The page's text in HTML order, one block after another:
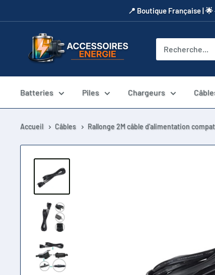
au
​📍​ Boutique Française |
Accessoires
Energie
Batteries Piles Chargeurs
Accueil Câbles Rallonge 2M câble d'alimentation